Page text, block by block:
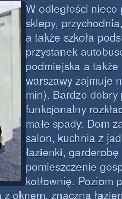
W odległości
sklepy,
a także szkoła
przystanek
podmiejska a
warszawy zajmuje
min). Bardzo dobry
funkcjonalny
małe spady. Dom
salon, kuchnia z
łazienki,
pomieszczenie
kotłownię. Poziom
oknem, znaczna